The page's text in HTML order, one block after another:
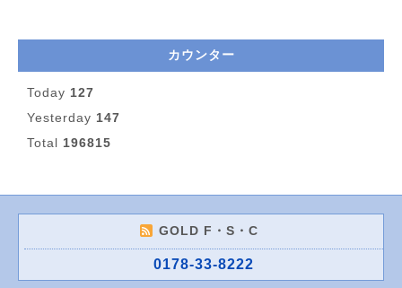
カウンター
Today 127
Yesterday 147
Total 196815
GOLD F・S・C
0178-33-8222